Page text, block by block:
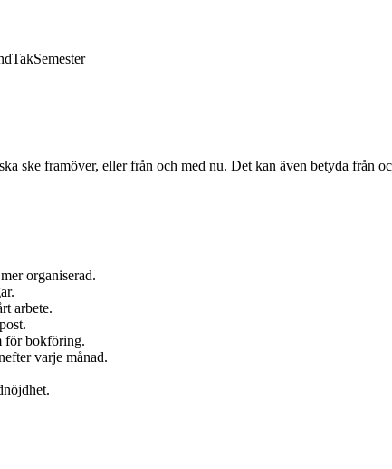
TakSemester
ske framöver, eller från och med nu. Det kan även betyda från
organiserad.
arbete.
för bokföring.
varje månad.